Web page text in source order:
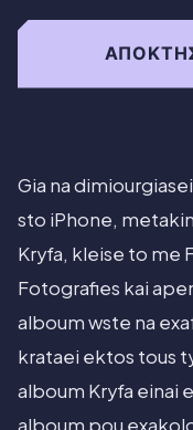
Gia na
sto iPhone,
Kryfa, kleise to me
Fotografies kai
alboum wste na
krataei ektos tous
alboum Kryfa einai